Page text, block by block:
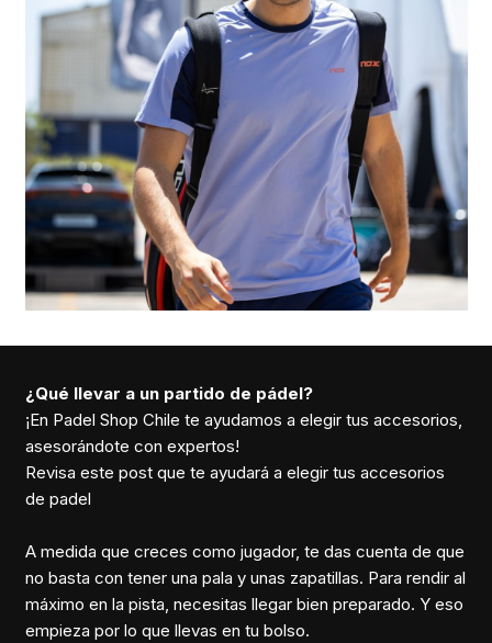
¿Qué llevar a un partido de pádel?
¡En Padel Shop Chile te ayudamos a elegir tus accesorios,
asesorándote con expertos!
Revisa este post que te ayudará a elegir tus accesorios
de padel
A medida que creces como jugador, te das cuenta de que
no basta con tener una pala y unas zapatillas. Para rendir al
máximo en la pista, necesitas llegar bien preparado. Y eso
empieza por lo que llevas en tu bolso.